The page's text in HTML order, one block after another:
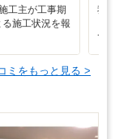
工主が工事期
施工状況を報
我
て
ミをもっと見る >